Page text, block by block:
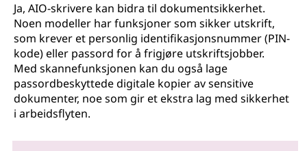
Ja, AIO-skrivere kan bidra til dokumentsikkerhet.
Noen modeller har funksjoner som sikker utskrift,
som krever et personlig identifikasjonsnummer (PIN-
kode) eller passord for å frigjøre utskriftsjobber.
Med skannefunksjonen kan du også lage
passordbeskyttede digitale kopier av sensitive
dokumenter, noe som gir et ekstra lag med sikkerhet
i arbeidsflyten.